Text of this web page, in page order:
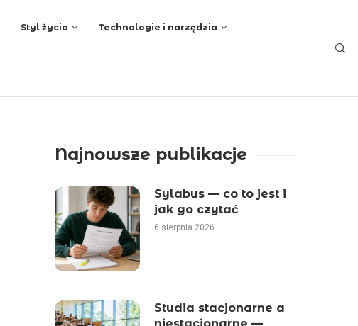
Styl życia Technologie i narzędzia
Najnowsze publikacje
Sylabus — co to jest i
jak go czytać
6 sierpnia 2026
Studia stacjonarne a